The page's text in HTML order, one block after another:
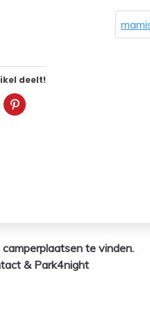
deelt!
te vinden.
& Park4night